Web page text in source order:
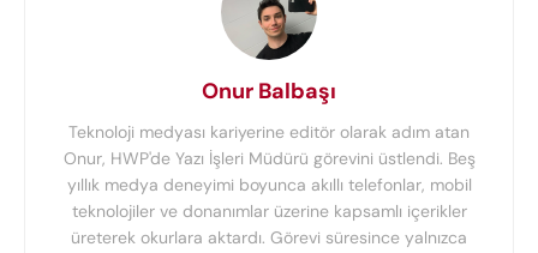
Onur Balbaşı
Teknoloji medyası kariyerine editör olarak adım atan
Onur, HWP'de Yazı İşleri Müdürü görevini üstlendi. Beş
yıllık medya deneyimi boyunca akıllı telefonlar, mobil
teknolojiler ve donanımlar üzerine kapsamlı içerikler
üreterek okurlara aktardı. Görevi süresince yalnızca